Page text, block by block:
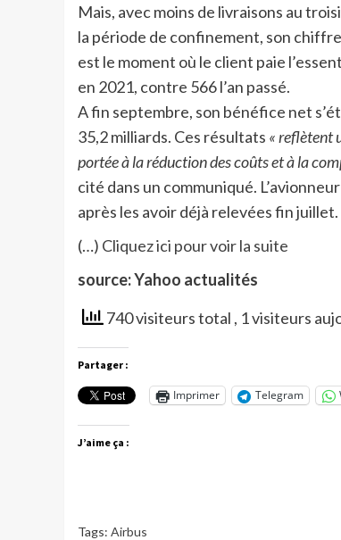
Mais, avec moins de livraisons au
la période de confinement, son chiffre
est le moment où le client paie
en 2021, contre 566 l’an passé.
A fin septembre, son bénéfice net
35,2 milliards. Ces résultats « reflètent
portée à la réduction des coûts et à la
cité dans un communiqué.
après les avoir déjà relevées fin juillet.
(…) Cliquez ici pour voir la suite
source: Yahoo actualités
740 visiteurs total , 1 visiteurs
Partager :
Imprimer Telegram
J’aime ça :
Tags: Airbus